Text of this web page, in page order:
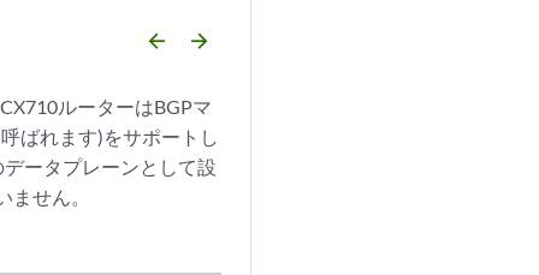
arrow_backward arrow_forward
ルーターはBGPマ
ばれます)をサポートし
ータプレーンとして設
せん。